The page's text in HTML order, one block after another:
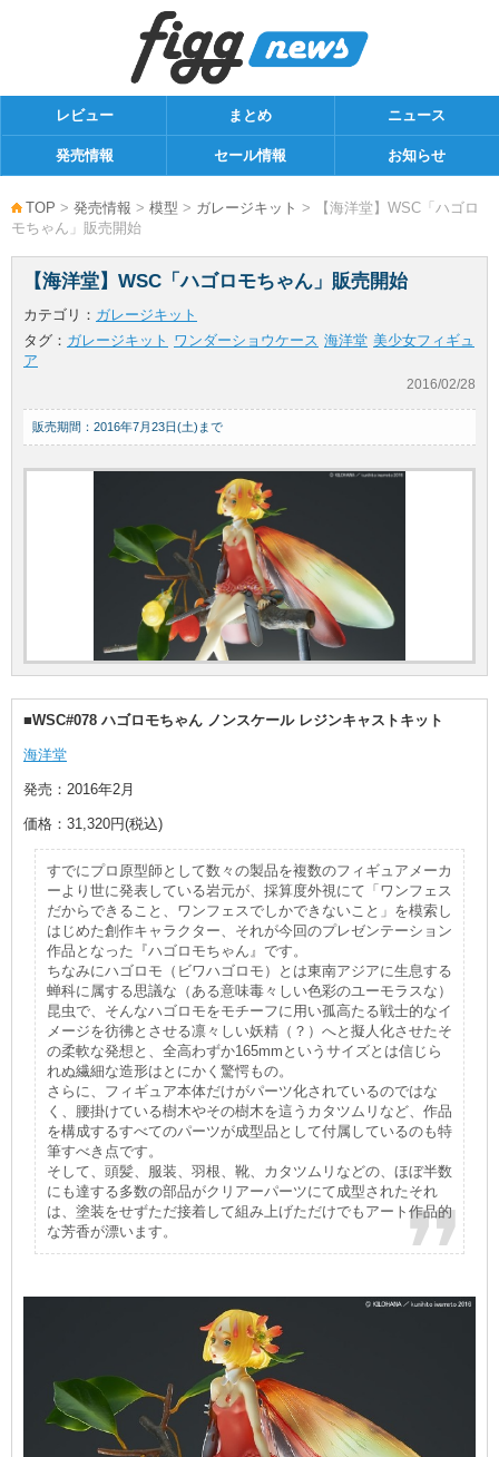
レビュー まとめ ニュース
発売情報 セール情報 お知らせ
TOP > 発売情報 > 模型 > ガレージキット > 【海洋堂】WSC「ハゴロ
モちゃん」販売開始
【海洋堂】WSC「ハゴロモちゃん」販売開始
カテゴリ： ガレージキット
タグ： ガレージキット ワンダーショウケース 海洋堂 美少女フィギュ
ア
2016/02/28
販売期間：2016年7月23日(土)まで
■WSC#078 ハゴロモちゃん ノンスケール レジンキャストキット
海洋堂
発売：2016年2月
価格：31,320円(税込)
すでにプロ原型師として数々の製品を複数のフィギュアメーカ
ーより世に発表している岩元が、採算度外視にて「ワンフェス
だからできること、ワンフェスでしかできないこと」を模索し
はじめた創作キャラクター、それが今回のプレゼンテーション
作品となった『ハゴロモちゃん』です。
ちなみにハゴロモ（ビワハゴロモ）とは東南アジアに生息する
蝉科に属する思議な（ある意味毒々しい色彩のユーモラスな）
昆虫で、そんなハゴロモをモチーフに用い孤高たる戦士的なイ
メージを彷彿とさせる凛々しい妖精（？）へと擬人化させたそ
の柔軟な発想と、全高わずか165mmというサイズとは信じら
れぬ繊細な造形はとにかく驚愕もの。
さらに、フィギュア本体だけがパーツ化されているのではな
く、腰掛けている樹木やその樹木を這うカタツムリなど、作品
を構成するすべてのパーツが成型品として付属しているのも特
筆すべき点です。
そして、頭髪、服装、羽根、靴、カタツムリなどの、ほぼ半数
にも達する多数の部品がクリアーパーツにて成型されたそれ
は、塗装をせずただ接着して組み上げただけでもアート作品的
な芳香が漂います。